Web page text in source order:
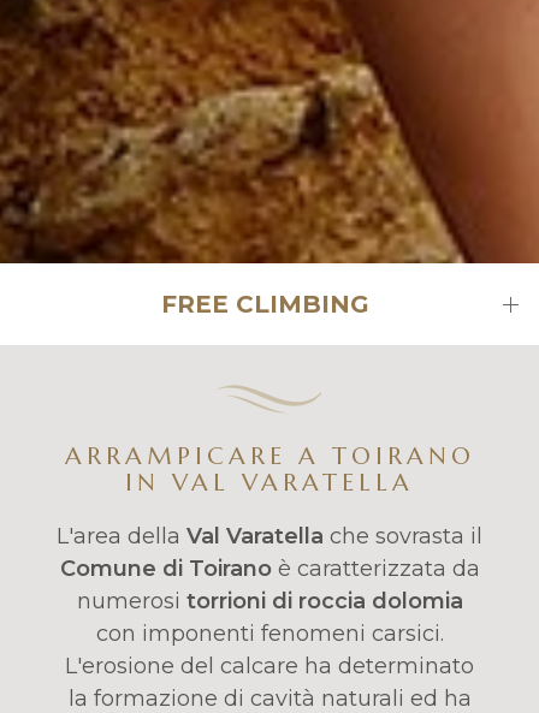
FREE CLIMBING
ARRAMPICARE A TOIRANO
IN VAL VARATELLA
L'area della Val Varatella che sovrasta il
Comune di Toiranoè caratterizzata da
numerosi torrioni di roccia dolomia
con imponenti fenomeni carsici.
L'erosione del calcare ha determinato
la formazione di cavità naturali ed ha